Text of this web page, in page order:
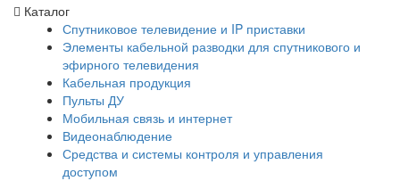
Каталог
Спутниковое телевидение и IP приставки
Элементы кабельной разводки для спутникового и
эфирного телевидения
Кабельная продукция
Пульты ДУ
Мобильная связь и интернет
Видеонаблюдение
Средства и системы контроля и управления
доступом